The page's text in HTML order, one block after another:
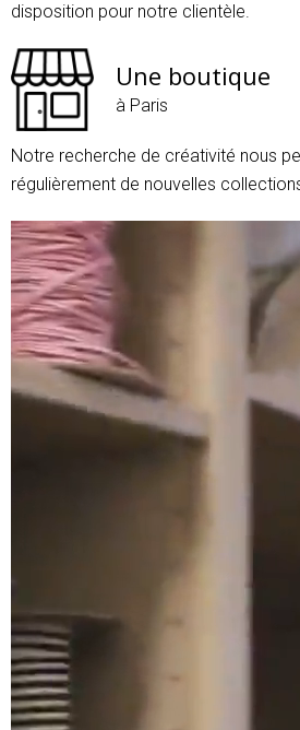
disposition pour notre clientèle.
Une boutique
à Paris
Notre recherche de créativité nous
régulièrement de nouvelles